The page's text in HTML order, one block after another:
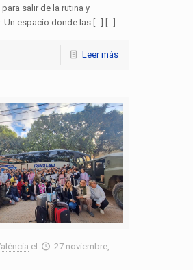
salir de la rutina y
Un espacio donde las […] [...]
Leer más
el
27 noviembre,